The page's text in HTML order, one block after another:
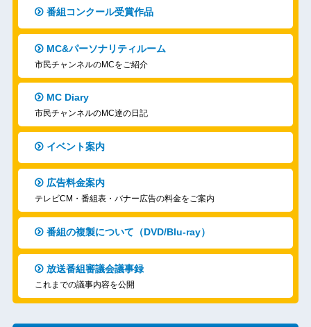
番組コンクール受賞作品
MC&パーソナリティルーム
市民チャンネルのMCをご紹介
MC Diary
市民チャンネルのMC達の日記
イベント案内
広告料金案内
テレビCM・番組表・バナー広告の料金をご案内
番組の複製について（DVD/Blu-ray）
放送番組審議会議事録
これまでの議事内容を公開